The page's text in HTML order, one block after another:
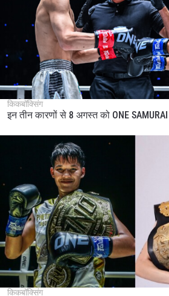
किकबॉक्सिंग
इन तीन कारणों से 8 अगस्त को ONE
किकबॉक्सिंग